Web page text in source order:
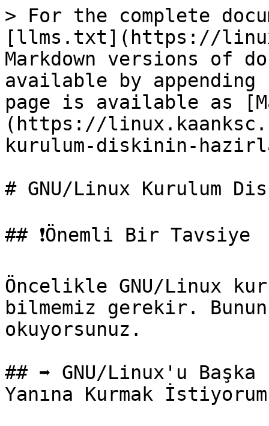
> For the complete
[llms.txt](https://
Markdown versions of
available by
page is available as
(https://
kurulum-diskinin-
# GNU/Linux Kurulum
## ❗Önemli Bir Tavsiye
Öncelikle GNU/Linux
bilmemiz gerekir.
okuyorsunuz.
## ➡️ GNU/Linux'u
Yanına Kurmak